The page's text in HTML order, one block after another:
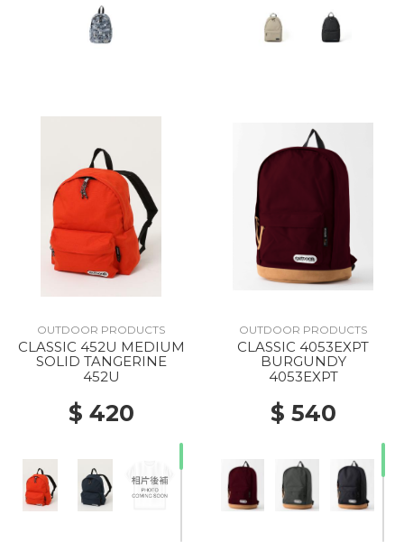
OUTDOOR PRODUCTS
CLASSIC 452U MEDIUM
SOLID TANGERINE
452U
$ 420
OUTDOOR PRODUCTS
CLASSIC 4053EXPT
BURGUNDY
4053EXPT
$ 540